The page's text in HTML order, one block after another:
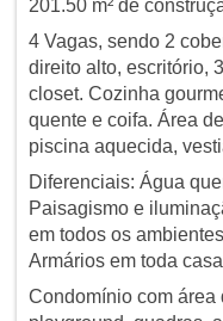
201.50 m² de
4 Vagas, sendo 2
direito alto, escritório,
closet. Cozinha
quente e coifa. Área
piscina aquecida,
Diferenciais: Água
Paisagismo e
em todos os
Armários em toda
Condomínio com área